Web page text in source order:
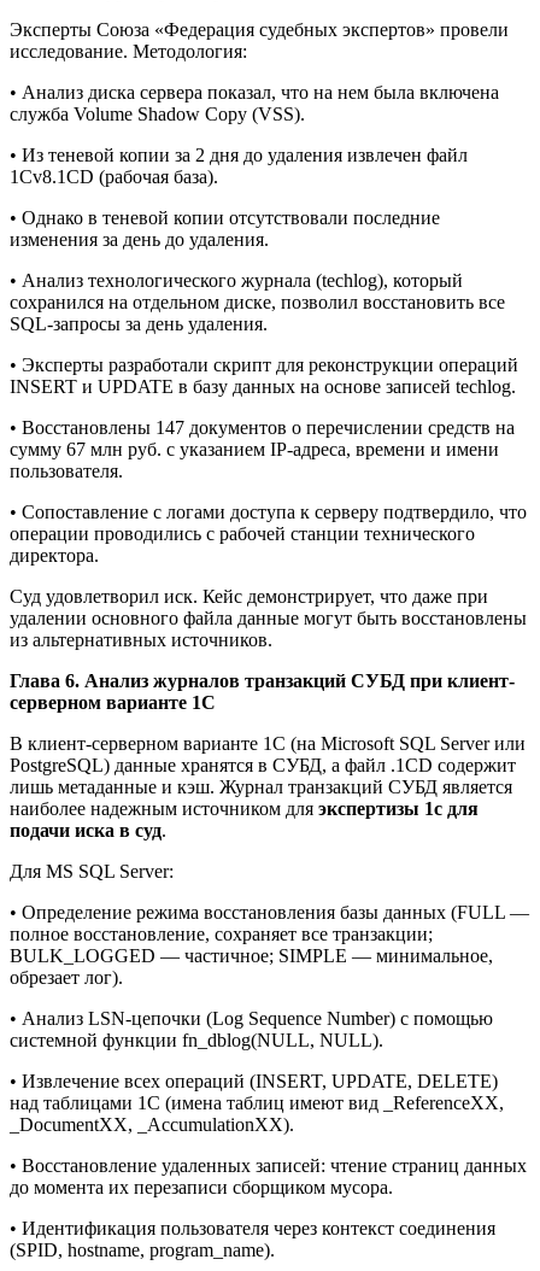
Эксперты Союза «Федерация судебных экспертов» провели
исследование. Методология:
• Анализ диска сервера показал, что на нем была включена
служба Volume Shadow Copy (VSS).
• Из теневой копии за 2 дня до удаления извлечен файл
1Cv8.1CD (рабочая база).
• Однако в теневой копии отсутствовали последние
изменения за день до удаления.
• Анализ технологического журнала (techlog), который
сохранился на отдельном диске, позволил восстановить все
SQL-запросы за день удаления.
• Эксперты разработали скрипт для реконструкции операций
INSERT и UPDATE в базу данных на основе записей techlog.
• Восстановлены 147 документов о перечислении средств на
сумму 67 млн руб. с указанием IP-адреса, времени и имени
пользователя.
• Сопоставление с логами доступа к серверу подтвердило, что
операции проводились с рабочей станции технического
директора.
Суд удовлетворил иск. Кейс демонстрирует, что даже при
удалении основного файла данные могут быть восстановлены
из альтернативных источников.
Глава 6. Анализ журналов транзакций СУБД при клиент-
серверном варианте 1С
В клиент-серверном варианте 1С (на Microsoft SQL Server или
PostgreSQL) данные хранятся в СУБД, а файл .1CD содержит
лишь метаданные и кэш. Журнал транзакций СУБД является
наиболее надежным источником для экспертизы 1с для
подачи иска в суд.
Для MS SQL Server:
• Определение режима восстановления базы данных (FULL —
полное восстановление, сохраняет все транзакции;
BULK_LOGGED — частичное; SIMPLE — минимальное,
обрезает лог).
• Анализ LSN-цепочки (Log Sequence Number) с помощью
системной функции fn_dblog(NULL, NULL).
• Извлечение всех операций (INSERT, UPDATE, DELETE)
над таблицами 1С (имена таблиц имеют вид _ReferenceXX,
_DocumentXX, _AccumulationXX).
• Восстановление удаленных записей: чтение страниц данных
до момента их перезаписи сборщиком мусора.
• Идентификация пользователя через контекст соединения
(SPID, hostname, program_name).